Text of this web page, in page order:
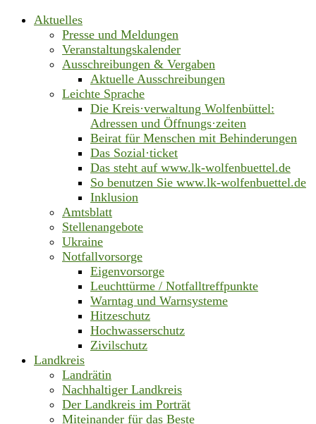
Aktuelles
Presse und Meldungen
Veranstaltungskalender
Ausschreibungen & Vergaben
Aktuelle Ausschreibungen
Leichte Sprache
Die Kreis·verwaltung Wolfenbüttel:
Adressen und Öffnungs·zeiten
Beirat für Menschen mit Behinderungen
Das Sozial·ticket
Das steht auf www.lk-wolfenbuettel.de
So benutzen Sie www.lk-wolfenbuettel.de
Inklusion
Amtsblatt
Stellenangebote
Ukraine
Notfallvorsorge
Eigenvorsorge
Leuchttürme / Notfalltreffpunkte
Warntag und Warnsysteme
Hitzeschutz
Hochwasserschutz
Zivilschutz
Landkreis
Landrätin
Nachhaltiger Landkreis
Der Landkreis im Porträt
Miteinander für das Beste